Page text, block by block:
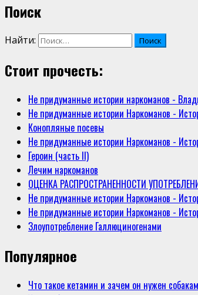
Поиск
Найти:
Стоит прочесть:
Не придуманные истории наркоманов -
Не придуманные истории Наркоманов -
Конопляные посевы
Не придуманные истории Наркоманов -
Героин (часть II)
Лечим наркоманов
ОЦЕНКА РАСПРОСТРАНЕННОСТИ
Не придуманные истории Наркоманов -
Не придуманные истории Наркоманов -
Злоупотребление Галлюциногенами
Популярное
Что такое кетамин и зачем он нужен